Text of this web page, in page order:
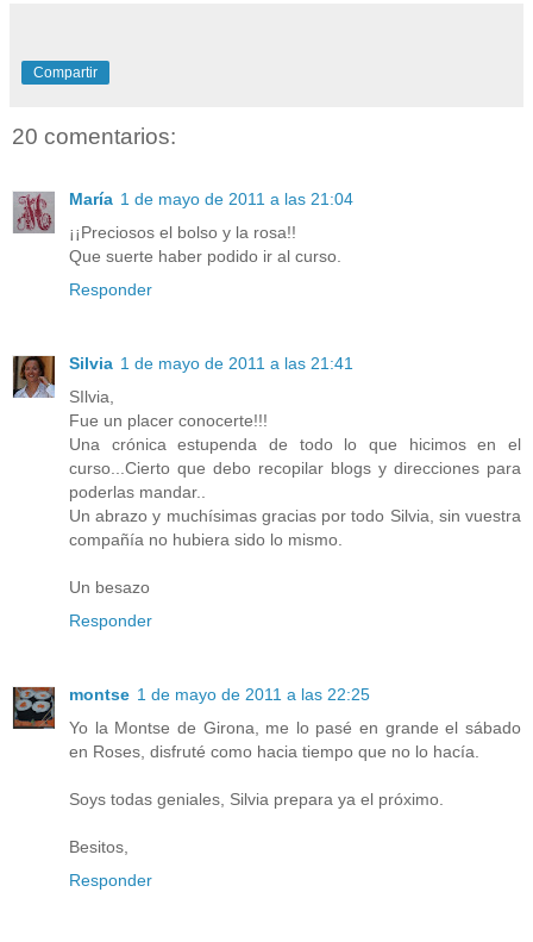
Compartir
20 comentarios:
María 1 de mayo de 2011 a las 21:04
¡¡Preciosos el bolso y la rosa!!
Que suerte haber podido ir al curso.
Responder
Silvia 1 de mayo de 2011 a las 21:41
SIlvia,
Fue un placer conocerte!!!
Una crónica estupenda de todo lo que hicimos en el
curso...Cierto que debo recopilar blogs y direcciones para
poderlas mandar..
Un abrazo y muchísimas gracias por todo Silvia, sin vuestra
compañía no hubiera sido lo mismo.
Un besazo
Responder
montse 1 de mayo de 2011 a las 22:25
Yo la Montse de Girona, me lo pasé en grande el sábado
en Roses, disfruté como hacia tiempo que no lo hacía.
Soys todas geniales, Silvia prepara ya el próximo.
Besitos,
Responder